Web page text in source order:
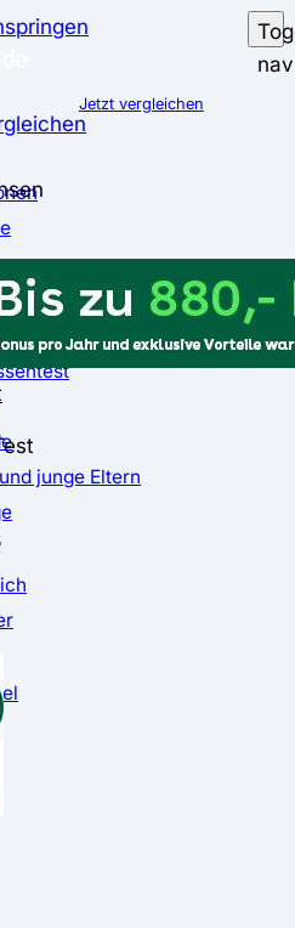
junge Eltern
Jetzt vergleichen